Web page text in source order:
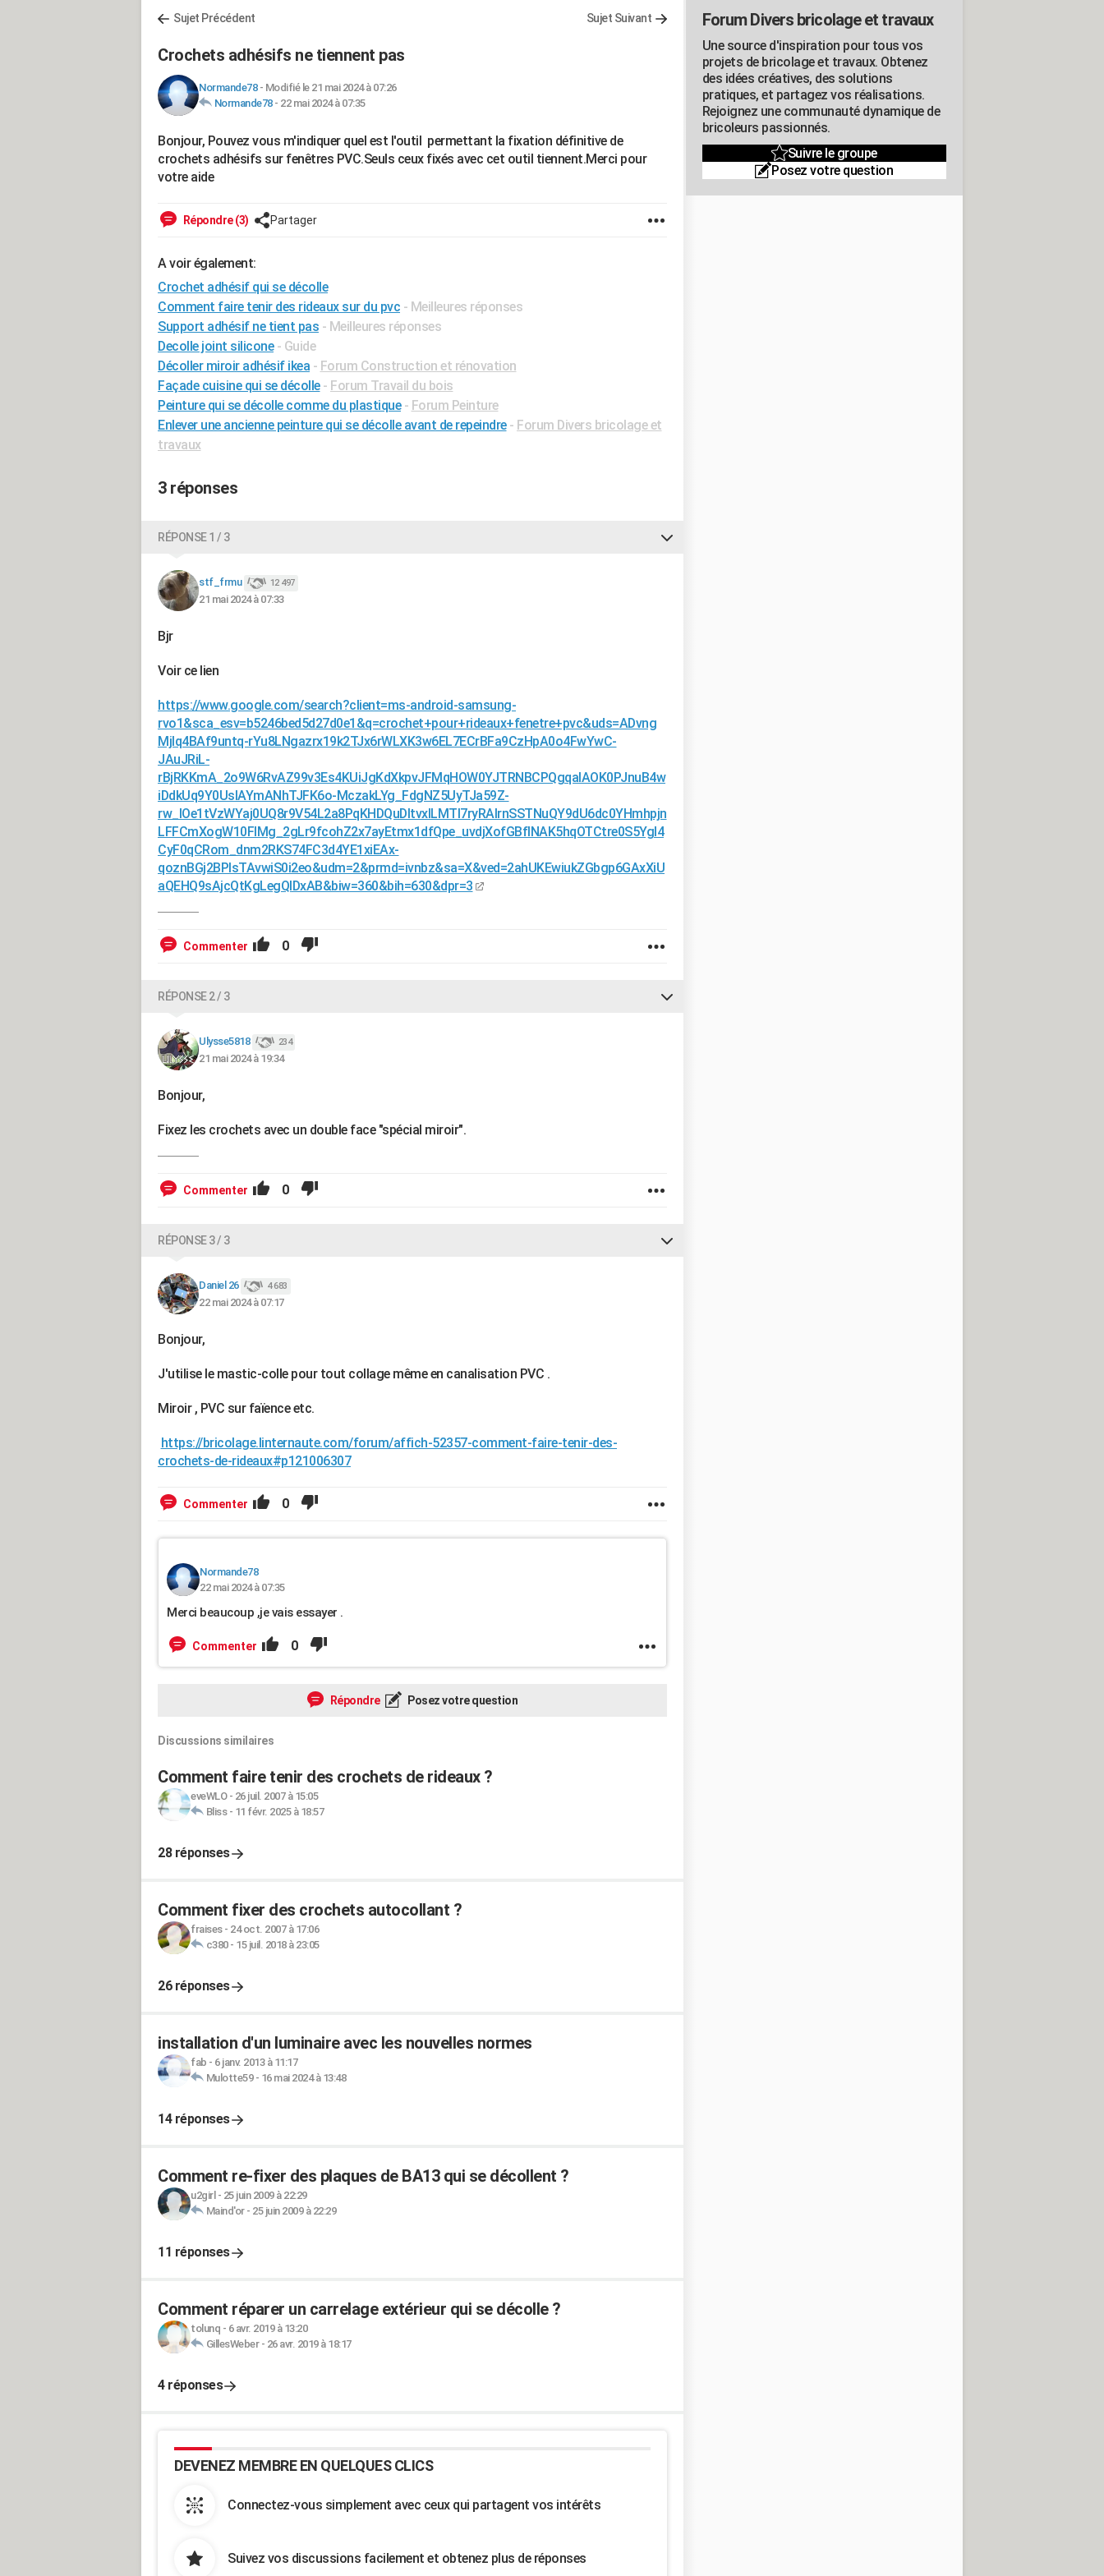
Sujet Précédent Sujet Suivant
Crochets adhésifs ne tiennent pas
Normande78- Modifié le 21 mai 2024 à 07:26
Normande78- 22 mai 2024 à 07:35
Bonjour, Pouvez vous m'indiquer quel est l'outil permettant la fixation définitive de
crochets adhésifs sur fenêtres PVC.Seuls ceux fixés avec cet outil tiennent.Merci pour
votre aide
Répondre (3) Partager
A voir également:
Crochet adhésif qui se décolle
Comment faire tenir des rideaux sur du pvc - Meilleures réponses
Support adhésif ne tient pas - Meilleures réponses
Decolle joint silicone - Guide
Décoller miroir adhésif ikea - Forum Construction et rénovation
Façade cuisine qui se décolle - Forum Travail du bois
Peinture qui se décolle comme du plastique - Forum Peinture
Enlever une ancienne peinture qui se décolle avant de repeindre - Forum Divers bricolage et
travaux
3 réponses
RÉPONSE 1 / 3
stf_frmu 12 497
21 mai 2024 à 07:33
Bjr
Voir ce lien
https://www.google.com/search?client=ms-android-samsung-
rvo1&sca_esv=b5246bed5d27d0e1&q=crochet+pour+rideaux+fenetre+pvc&uds=ADvng
Mjlq4BAf9untq-rYu8LNgazrx19k2TJx6rWLXK3w6EL7ECrBFa9CzHpA0o4FwYwC-
JAuJRiL-
rBjRKKmA_2o9W6RvAZ99v3Es4KUiJgKdXkpvJFMqHOW0YJTRNBCPQgqaIAOK0PJnuB4w
iDdkUq9Y0UsIAYmANhTJFK6o-MczakLYg_FdgNZ5UyTJa59Z-
rw_lOe1tVzWYaj0UQ8r9V54L2a8PqKHDQuDItvxILMTI7ryRAIrnSSTNuQY9dU6dc0YHmhpjn
LFFCmXogW10FIMg_2gLr9fcohZ2x7ayEtmx1dfQpe_uvdjXofGBfINAK5hqOTCtre0S5YgI4
CyF0qCRom_dnm2RKS74FC3d4YE1xiEAx-
qoznBGj2BPlsTAvwiS0i2eo&udm=2&prmd=ivnbz&sa=X&ved=2ahUKEwiukZGbgp6GAxXiU
aQEHQ9sAjcQtKgLegQIDxAB&biw=360&bih=630&dpr=3
Commenter 0
RÉPONSE 2 / 3
Ulysse5818 234
21 mai 2024 à 19:34
Bonjour,
Fixez les crochets avec un double face "spécial miroir".
Commenter 0
RÉPONSE 3 / 3
Daniel 26 4 683
22 mai 2024 à 07:17
Bonjour,
J'utilise le mastic-colle pour tout collage même en canalisation PVC .
Miroir , PVC sur faïence etc.
https://bricolage.linternaute.com/forum/affich-52357-comment-faire-tenir-des-
crochets-de-rideaux#p121006307
Commenter 0
Normande78
22 mai 2024 à 07:35
Merci beaucoup ,je vais essayer .
Commenter 0
Répondre Posez votre question
Discussions similaires
Comment faire tenir des crochets de rideaux ?
eveWLO- 26 juil. 2007 à 15:05
Bliss- 11 févr. 2025 à 18:57
28 réponses
Comment fixer des crochets autocollant ?
fraises- 24 oct. 2007 à 17:06
c380- 15 juil. 2018 à 23:05
26 réponses
installation d'un luminaire avec les nouvelles normes
fab - 6 janv. 2013 à 11:17
Mulotte59- 16 mai 2024 à 13:48
14 réponses
Comment re-fixer des plaques de BA13 qui se décollent ?
u2girl - 25 juin 2009 à 22:29
Maind'or- 25 juin 2009 à 22:29
11 réponses
Comment réparer un carrelage extérieur qui se décolle ?
tolunq - 6 avr. 2019 à 13:20
GillesWeber- 26 avr. 2019 à 18:17
4 réponses
DEVENEZ MEMBRE EN QUELQUES CLICS
Connectez-vous simplement avec ceux qui partagent vos intérêts
Suivez vos discussions facilement et obtenez plus de réponses
Forum Divers bricolage et travaux
Une source d'inspiration pour tous vos
projets de bricolage et travaux. Obtenez
des idées créatives, des solutions
pratiques, et partagez vos réalisations.
Rejoignez une communauté dynamique de
bricoleurs passionnés.
Suivre le groupe
Posez votre question